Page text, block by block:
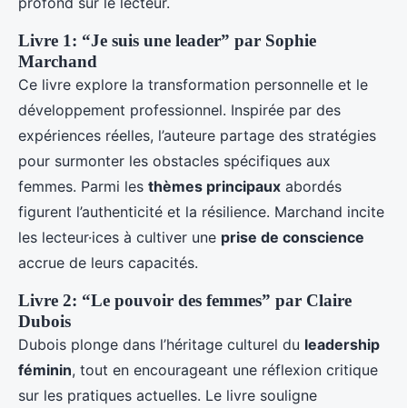
Livre 1: “Je suis une leader” par Sophie
Marchand
Ce livre explore la transformation personnelle et le
développement professionnel. Inspirée par des
expériences réelles, l’auteure partage des stratégies
pour surmonter les obstacles spécifiques aux
femmes. Parmi les thèmes principaux abordés
figurent l’authenticité et la résilience. Marchand incite
les lecteur·ices à cultiver une prise de conscience
accrue de leurs capacités.
Livre 2: “Le pouvoir des femmes” par Claire
Dubois
Dubois plonge dans l’héritage culturel du leadership
féminin, tout en encourageant une réflexion critique
sur les pratiques actuelles. Le livre souligne